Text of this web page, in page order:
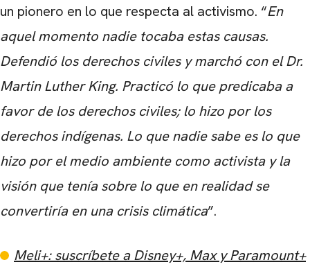
un pionero en lo que respecta al activismo. “En
aquel momento nadie tocaba estas causas.
Defendió los derechos civiles y marchó con el Dr.
Martin Luther King. Practicó lo que predicaba a
favor de los derechos civiles; lo hizo por los
derechos indígenas. Lo que nadie sabe es lo que
hizo por el medio ambiente como activista y la
visión que tenía sobre lo que en realidad se
convertiría en una crisis climática”.
Meli+: suscríbete a Disney+, Max y Paramount+